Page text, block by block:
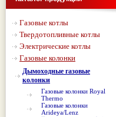
Газовые котлы
Твердотопливные котлы
Электрические котлы
Газовые колонки
Дымоходные газовые
колонки
Газовые колонки Royal
Thermo
Газовые колонки
Arideya/Lenz